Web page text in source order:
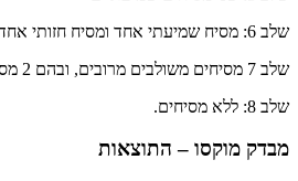
שלב 6: מסיח שמיעתי אחד ומסיח חזותי אחד בו זמנית
שלב 7 מסיחים משולבים מרובים, ובהם 2 מסיחים שמיעתיים המלווים ב-2 מסיחים חזותיים בו זמנית ( שניים מכל סוג)
שלב 8: ללא מסיחים.
מבדק מוקסו – התוצאות